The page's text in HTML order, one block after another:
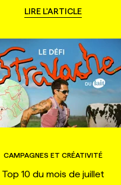
LIRE L'ARTICLE
CAMPAGNES ET CRÉATIVITÉ
Top 10 du mois de juillet